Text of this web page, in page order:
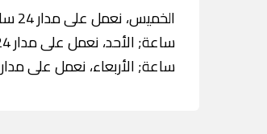
ساعة; الأربعاء، نعمل على مدار 24 ساعة.